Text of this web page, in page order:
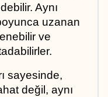
Aynı
uzanan
ve
sayesinde,
değil, aynı